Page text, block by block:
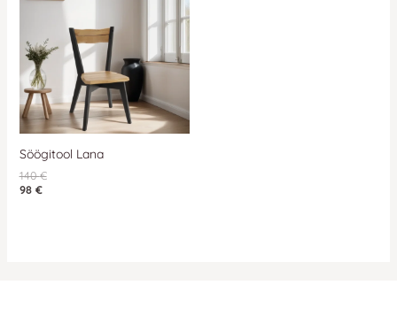
Söögitool Lana
140€
98 €